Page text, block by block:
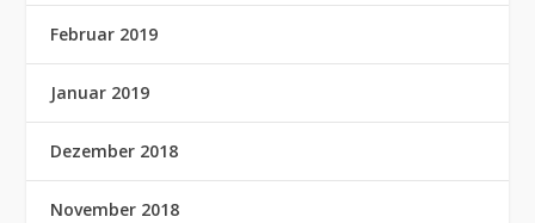
Februar 2019
Januar 2019
Dezember 2018
November 2018